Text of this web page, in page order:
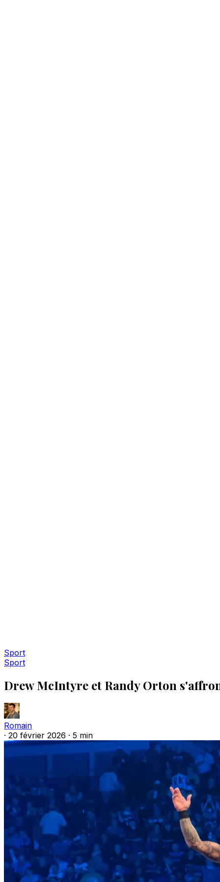
Sport
Sport
Drew McIntyre et Randy Orton
Romain
· 20 février 2026 · 5 min